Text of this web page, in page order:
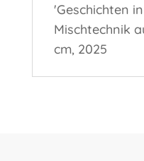
'Geschichten
Mischtechnik
cm, 2025